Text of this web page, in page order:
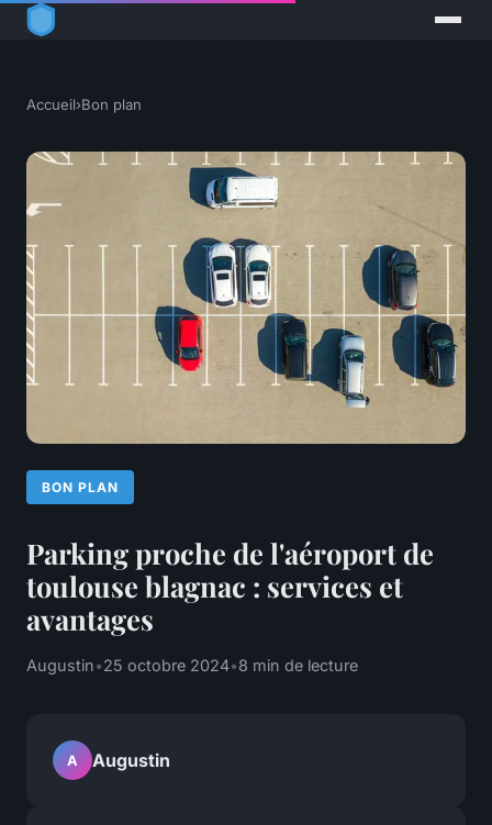
Accueil›Bon plan
BON PLAN
Parking proche de l'aéroport de
toulouse blagnac : services et
avantages
Augustin•25 octobre 2024•8 min de lecture
A Augustin